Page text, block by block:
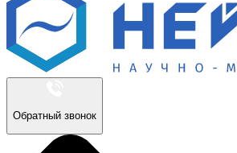
Обратный звонок